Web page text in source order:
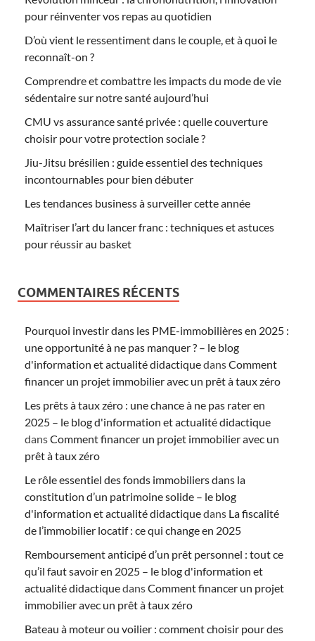
pour réinventer vos repas au quotidien
D’où vient le ressentiment dans le couple, et à quoi le
reconnaît-on ?
Comprendre et combattre les impacts du mode de vie
sédentaire sur notre santé aujourd’hui
CMU vs assurance santé privée : quelle couverture
choisir pour votre protection sociale ?
Jiu-Jitsu brésilien : guide essentiel des techniques
incontournables pour bien débuter
Les tendances business à surveiller cette année
Maîtriser l’art du lancer franc : techniques et astuces
pour réussir au basket
COMMENTAIRES RÉCENTS
Pourquoi investir dans les PME-immobilières en 2025 :
une opportunité à ne pas manquer ? – le blog
d'information et actualité didactiquedansComment
financer un projet immobilier avec un prêt à taux zéro
Les prêts à taux zéro : une chance à ne pas rater en
2025 – le blog d'information et actualité didactique
dansComment financer un projet immobilier avec un
prêt à taux zéro
Le rôle essentiel des fonds immobiliers dans la
constitution d’un patrimoine solide – le blog
d'information et actualité didactiquedans La fiscalité
de l’immobilier locatif : ce qui change en 2025
Remboursement anticipé d’un prêt personnel : tout ce
qu’il faut savoir en 2025 – le blog d'information et
actualité didactiquedansComment financer un projet
immobilier avec un prêt à taux zéro
Bateau à moteur ou voilier : comment choisir pour des